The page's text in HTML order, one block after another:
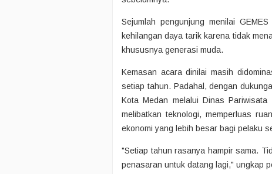
Sejumlah pengunjung menilai
kehilangan daya tarik karena tidak
khususnya generasi muda.
Kemasan acara dinilai masih
setiap tahun. Padahal, dengan
Kota Medan melalui Dinas
melibatkan teknologi, memperluas
ekonomi yang lebih besar bagi pelaku
"Setiap tahun rasanya hampir sama.
penasaran untuk datang lagi," ungkap